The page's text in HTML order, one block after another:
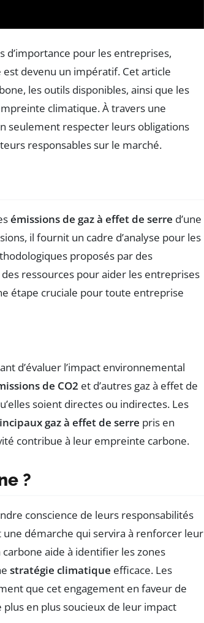
d’importance pour les entreprises,
est devenu un impératif. Cet article
les outils disponibles, ainsi que les
climatique. À travers une
seulement respecter leurs obligations
responsables sur le marché.
émissions de gaz à effet de serre d’une
il fournit un cadre d’analyse pour les
proposés par des
ressources pour aider les entreprises
étape cruciale pour toute entreprise
d’évaluer l’impact environnemental
de CO2 et d’autres gaz à effet de
soient directes ou indirectes. Les
gaz à effet de serre pris en
contribue à leur empreinte carbone.
?
conscience de leurs responsabilités
une démarche qui servira à renforcer leur
carbone aide à identifier les zones
stratégie climatique efficace. Les
que cet engagement en faveur de
en plus soucieux de leur impact